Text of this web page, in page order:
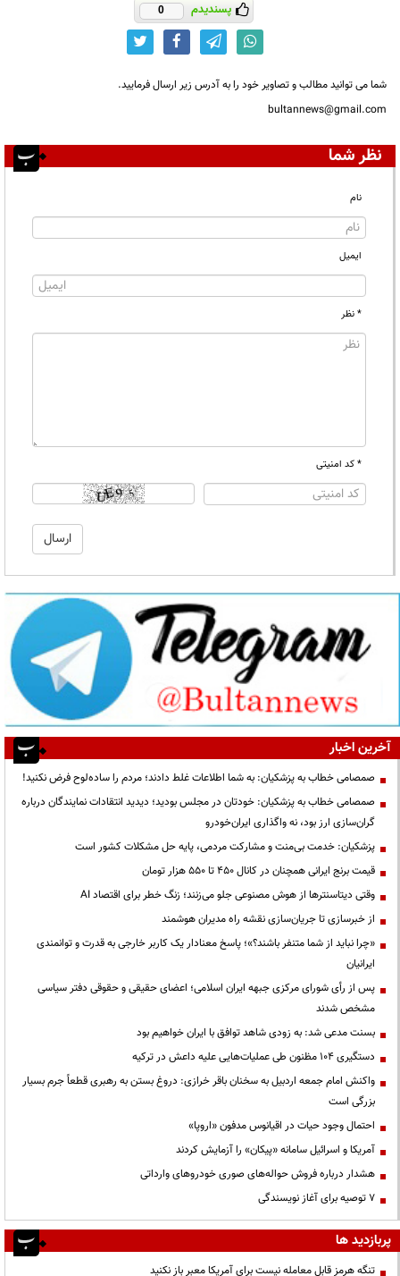
پسندیدم 0
شما می توانید مطالب و تصاویر خود را به آدرس زیر ارسال فرمایید.
bultannews@gmail.com
نظر شما
نام
ایمیل
* نظر
* کد امنیتی
آخرین اخبار
صمصامی خطاب به پزشکیان: به شما اطلاعات غلط دادند؛ مردم را ساده‌لوح فرض نکنید!
صمصامی خطاب به پزشکیان: خودتان در مجلس بودید؛ دیدید انتقادات نمایندگان درباره
گران‌سازی ارز بود، نه واگذاری ایران‌خودرو
پزشکیان: خدمت بی‌منت و مشارکت مردمی، پایه حل مشکلات کشور است
قیمت‌ برنج ایرانی همچنان در کانال ۴۵۰ تا ۵۵۰ هزار تومان
وقتی دیتاسنترها از هوش مصنوعی جلو می‌زنند؛ زنگ خطر برای اقتصاد AI
از خبرسازی تا جریان‌سازی نقشه راه مدیران هوشمند
«چرا نباید از شما متنفر باشند؟»؛ پاسخ معنادار یک کاربر خارجی به قدرت و توانمندی
ایرانیان
پس از رأی شورای مرکزی جبهه ایران اسلامی؛ اعضای حقیقی و حقوقی دفتر سیاسی
مشخص شدند
بسنت مدعی شد: به زودی شاهد توافق با ایران خواهیم بود
دستگیری ۱۰۴ مظنون طی عملیات‌هایی علیه داعش در ترکیه
واکنش امام جمعه اردبیل به سخنان باقر خرازی: دروغ بستن به رهبری قطعاً جرم بسیار
بزرگی است
احتمال وجود حیات در اقیانوس مدفون «اروپا»
آمریکا و اسرائیل سامانه «پیکان» را آزمایش کردند
هشدار درباره فروش حواله‌های صوری خودروهای وارداتی
۷ توصیه برای آغاز نویسندگی
پربازدید ها
تنگه هرمز قابل معامله نیست برای آمریکا معبر باز نکنید